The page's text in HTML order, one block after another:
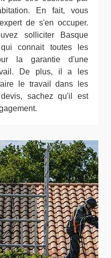
En fait, vous
de s'en occuper.
solliciter Basque
connait toutes les
la garantie d'une
De plus, il a les
le travail dans les
sachez qu'il est